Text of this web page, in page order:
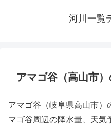
河川一覧
アマゴ谷（高山市
アマゴ谷（岐阜県高山市）
マゴ谷周辺の降水量、天気